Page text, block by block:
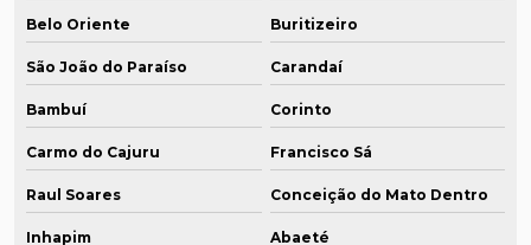
Belo Oriente Buritizeiro
São João do Paraíso Carandaí
Bambuí Corinto
Carmo do Cajuru Francisco Sá
Raul Soares Conceição do Mato Dentro
Inhapim Abaeté